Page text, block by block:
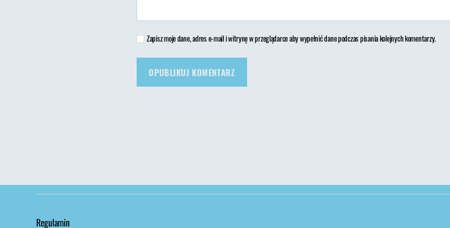
Zapisz moje dane, adres e-mail i witrynę w przeglądarce aby wypełnić dane podczas pisania kolejnych komentarzy.
Regulamin